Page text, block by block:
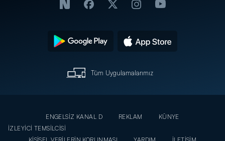
Tüm Uygulamalarımız
ENGELSİZ KANAL D REKLAM
KÜNYE
İZLEYİCİ TEMSİLCİSİ